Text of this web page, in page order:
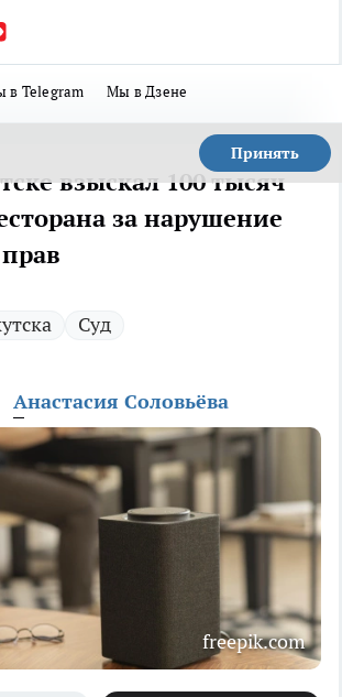
в Telegram Мы в Дзене
Принять
взыскал 100 тысяч
за нарушение
Суд
Анастасия Соловьёва
freepik.com